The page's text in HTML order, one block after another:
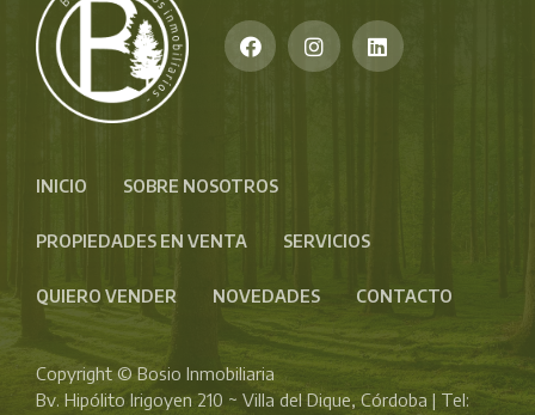
INICIO SOBRE NOSOTROS
PROPIEDADES EN VENTA SERVICIOS
QUIERO VENDER NOVEDADES CONTACTO
Copyright © Bosio Inmobiliaria
Bv. Hipólito Irigoyen 210 ~ Villa del Dique, Córdoba | Tel: